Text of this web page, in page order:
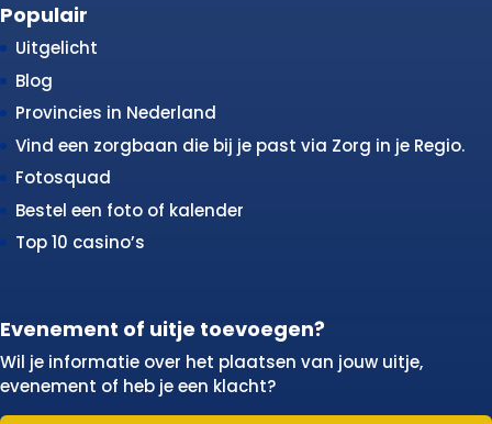
Populair
Uitgelicht
Blog
Provincies in Nederland
Vind een zorgbaan die bij je past via Zorg in je Regio.
Fotosquad
Bestel een foto of kalender
Top 10 casino’s
Evenement of uitje toevoegen?
Wil je informatie over het plaatsen van jouw uitje,
evenement of heb je een klacht?